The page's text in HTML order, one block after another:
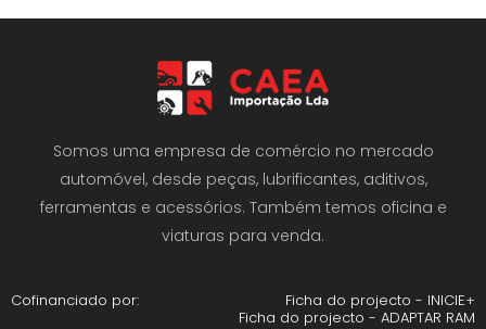
Somos uma empresa de comércio no mercado
automóvel, desde peças, lubrificantes, aditivos,
ferramentas e acessórios. Também temos oficina e
viaturas para venda.
Cofinanciado por:
Ficha do projecto - INICIE+
Ficha do projecto - ADAPTAR RAM